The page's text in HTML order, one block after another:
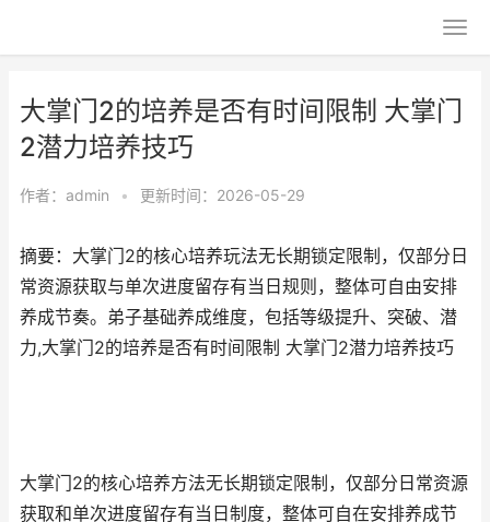
大掌门2的培养是否有时间限制 大掌门
2潜力培养技巧
作者： admin • 更新时间：2026-05-29
摘要：大掌门2的核心培养玩法无长期锁定限制，仅部分日
常资源获取与单次进度留存有当日规则，整体可自由安排
养成节奏。弟子基础养成维度，包括等级提升、突破、潜
力,大掌门2的培养是否有时间限制 大掌门2潜力培养技巧
大掌门2的核心培养方法无长期锁定限制，仅部分日常资源
获取和单次进度留存有当日制度，整体可自在安排养成节